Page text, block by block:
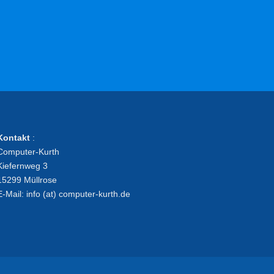
:
Kurth
3
Müllrose
Mail: info (at) computer-kurth.de